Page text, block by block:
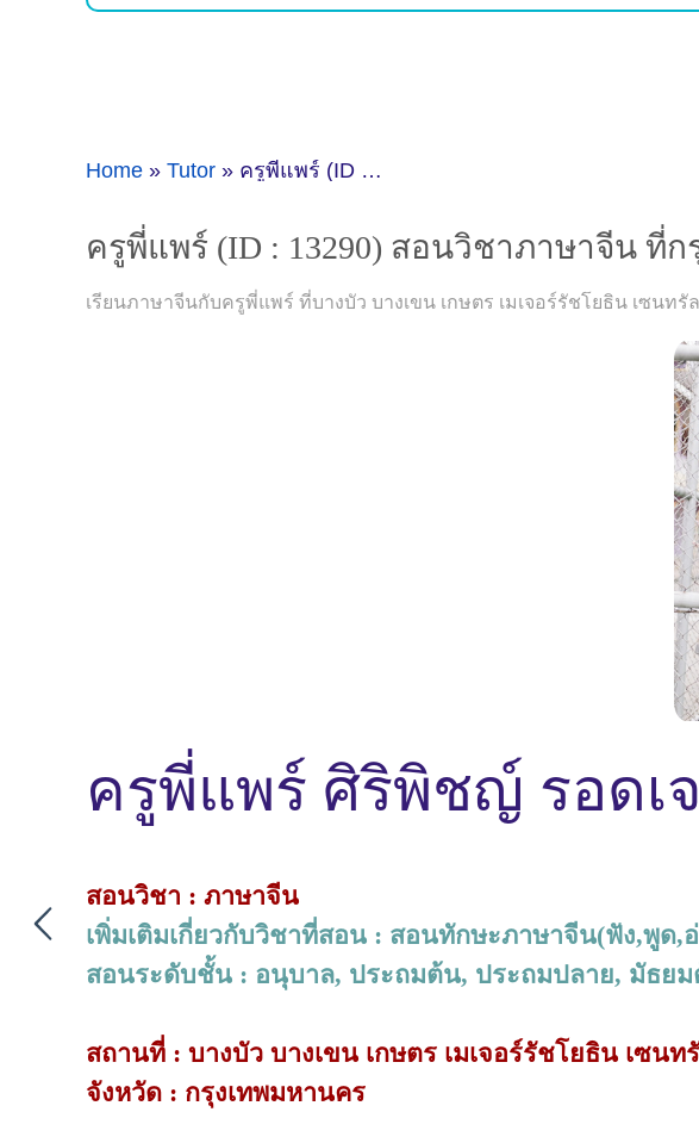
Home » Tutor » ครูพี่แพร์ (ID : 13290) สอนวิชาภาษาจีน ที่กรุงเทพมหานคร
ครูพี่แพร์ (ID : 13290) สอนวิชาภาษาจีน ที่
เรียนภาษาจีนกับครูพี่แพร์ ที่บางบัว บางเขน เกษตร เมเจอร์รัชโยธิน เซนท
ครูพี่แพร์ ศิริพิชญ์ รอดเ
สอนวิชา : ภาษาจีน
เพิ่มเติมเกี่ยวกับวิชาที่สอน : สอนทักษะภาษาจีน(ฟัง,พูด,
สอนระดับชั้น : อนุบาล, ประถมต้น, ประถมปลาย, มัธย
สถานที่ : บางบัว บางเขน เกษตร เมเจอร์รัชโยธิน เซน
จังหวัด : กรุงเทพมหานคร